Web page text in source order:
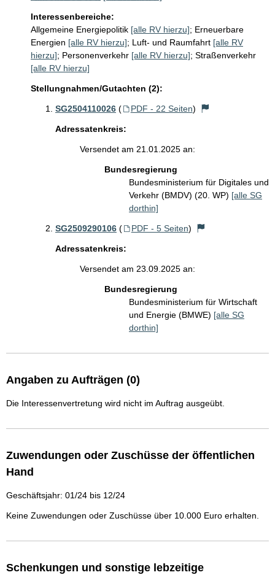
Interessenbereiche:
Allgemeine Energiepolitik [alle RV hierzu]; Erneuerbare
Energien [alle RV hierzu]; Luft- und Raumfahrt [alle RV
hierzu]; Personenverkehr [alle RV hierzu]; Straßenverkehr
[alle RV hierzu]
Stellungnahmen/Gutachten (2):
SG2504110026 ( PDF - 22 Seiten)
Adressatenkreis:
Versendet am 21.01.2025 an:
Bundesregierung
Bundesministerium für Digitales und
Verkehr (BMDV) (20. WP) [alle SG
dorthin]
SG2509290106 ( PDF - 5 Seiten)
Adressatenkreis:
Versendet am 23.09.2025 an:
Bundesregierung
Bundesministerium für Wirtschaft
und Energie (BMWE) [alle SG
dorthin]
Angaben zu Aufträgen (0)
Die Interessenvertretung wird nicht im Auftrag ausgeübt.
Zuwendungen oder Zuschüsse der öffentlichen
Hand
Geschäftsjahr: 01/24 bis 12/24
Keine Zuwendungen oder Zuschüsse über 10.000 Euro erhalten.
Schenkungen und sonstige lebzeitige